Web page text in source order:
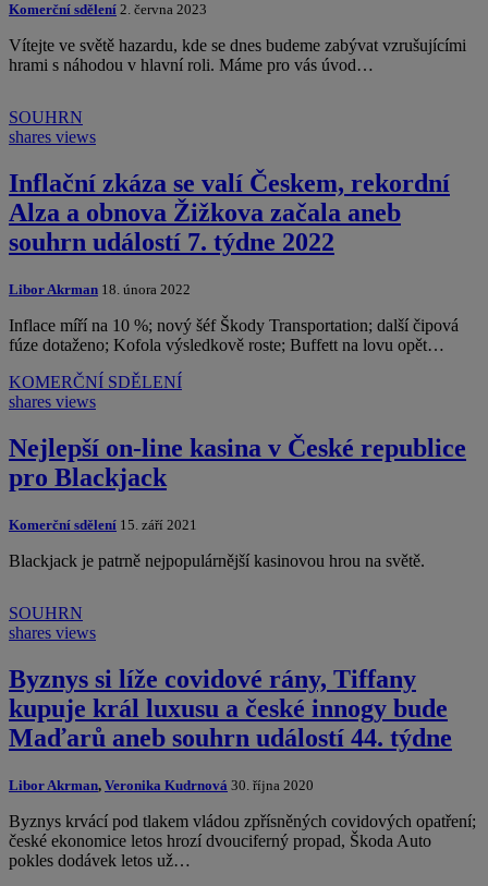
Komerční sdělení 2. června 2023
Vítejte ve světě hazardu, kde se dnes budeme zabývat vzrušujícími
hrami s náhodou v hlavní roli. Máme pro vás úvod…
SOUHRN
shares views
Inflační zkáza se valí Českem, rekordní
Alza a obnova Žižkova začala aneb
souhrn událostí 7. týdne 2022
Libor Akrman 18. února 2022
Inflace míří na 10 %; nový šéf Škody Transportation; další čipová
fúze dotaženo; Kofola výsledkově roste; Buffett na lovu opět…
KOMERČNÍ SDĚLENÍ
shares views
Nejlepší on-line kasina v České republice
pro Blackjack
Komerční sdělení 15. září 2021
Blackjack je patrně nejpopulárnější kasinovou hrou na světě.
SOUHRN
shares views
Byznys si líže covidové rány, Tiffany
kupuje král luxusu a české innogy bude
Maďarů aneb souhrn událostí 44. týdne
Libor Akrman, Veronika Kudrnová 30. října 2020
Byznys krvácí pod tlakem vládou zpřísněných covidových opatření;
české ekonomice letos hrozí dvouciferný propad, Škoda Auto
pokles dodávek letos už…